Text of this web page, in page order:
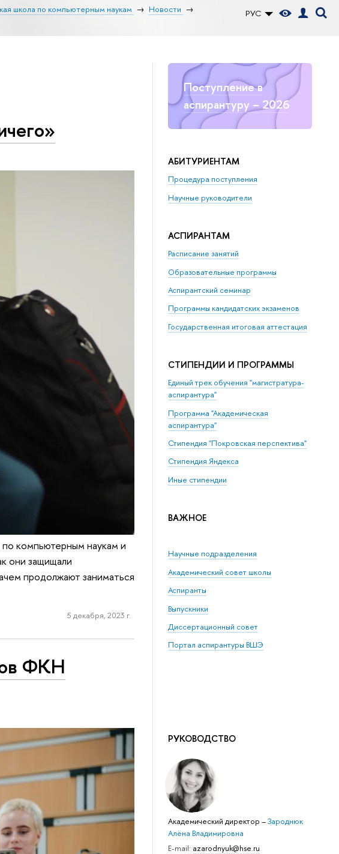
РУС
школа по компьютерным наукам
Новости
Поступление в
аспирантуру – 2026
АБИТУРИЕНТАМ
Процедура поступления
Научные руководители
АСПИРАНТАМ
Расписание занятий
Образовательные программы
Аспирантский семинар
Программы кандидатских экзаменов
Государственная итоговая аттестация
СТИПЕНДИИ И ПРОГРАММЫ
Единый трек обучения "магистратура-
аспирантура"
Программа "Академическая
аспирантура"
Стипендия "Покровская перспектива"
Стипендия Яндекса
Иные стипендии
ВАЖНОЕ
Научные подразделения
Академический совет школы
Аспиранты
Выпускники
Диссертационный совет
Портал аспирантуры ВШЭ
РУКОВОДСТВО
Академический директор–Зароднюк
Алёна Владимировна
E-mail: azarodnyuk@hse.ru
компьютерным наукам и
они защищали
продолжают заниматься
5 декабря, 2023 г.
ФКН